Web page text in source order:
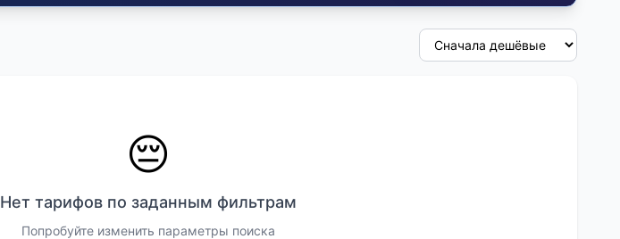
😔
Нет тарифов по заданным фильтрам
Попробуйте изменить параметры поиска